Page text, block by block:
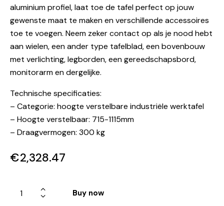
aluminium profiel, laat toe de tafel perfect op jouw
gewenste maat te maken en verschillende accessoires
toe te voegen. Neem zeker contact op als je nood hebt
aan wielen, een ander type tafelblad, een bovenbouw
met verlichting, legborden, een gereedschapsbord,
monitorarm en dergelijke.
Technische specificaties:
– Categorie: hoogte verstelbare industriële werktafel
– Hoogte verstelbaar: 715-1115mm
– Draagvermogen: 300 kg
€2,328.47
Buy now